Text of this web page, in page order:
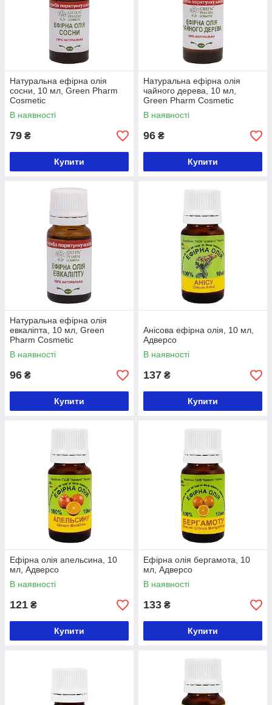
Натуральна ефірна олія
сосни, 10 мл, Green Pharm
Cosmetic
В наявності
79 ₴
Купити
Натуральна ефірна олія
чайного дерева, 10 мл,
Green Pharm Cosmetic
В наявності
96 ₴
Купити
Натуральна ефірна олія
евкаліпта, 10 мл, Green
Pharm Cosmetic
В наявності
96 ₴
Купити
Анісова ефірна олія, 10 мл,
Адверсо
В наявності
137 ₴
Купити
Ефірна олія апельсина, 10
мл, Адверсо
В наявності
121 ₴
Купити
Ефірна олія бергамота, 10
мл, Адверсо
В наявності
133 ₴
Купити